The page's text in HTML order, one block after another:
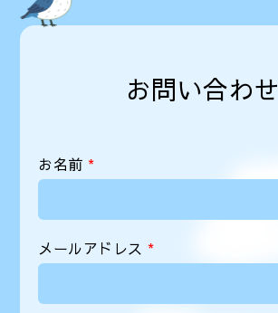
お問い合わせ
お名前 *
メールアドレス *